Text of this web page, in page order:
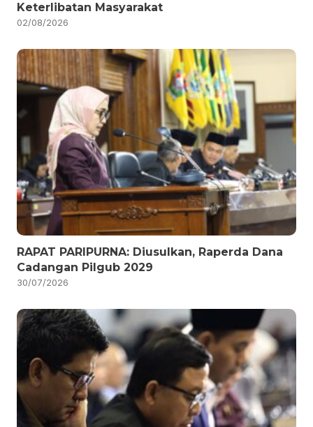
Keterlibatan Masyarakat
02/08/2026
RAPAT PARIPURNA: Diusulkan, Raperda Dana
Cadangan Pilgub 2029
30/07/2026